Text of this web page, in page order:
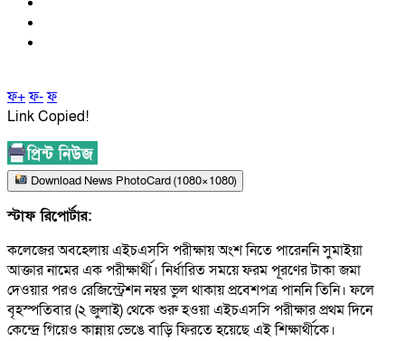
ফ+ফ-ফ
Link Copied!
Download News PhotoCard (1080×1080)
স্টাফ রিপোর্টার:
কলেজের অবহেলায় এইচএসসি পরীক্ষায় অংশ নিতে পারেননি সুমাইয়া
আক্তার নামের এক পরীক্ষার্থী। নির্ধারিত সময়ে ফরম পূরণের টাকা জমা
দেওয়ার পরও রেজিস্ট্রেশন নম্বর ভুল থাকায় প্রবেশপত্র পাননি তিনি। ফলে
বৃহস্পতিবার (২ জুলাই) থেকে শুরু হওয়া এইচএসসি পরীক্ষার প্রথম দিনে
কেন্দ্রে গিয়েও কান্নায় ভেঙে বাড়ি ফিরতে হয়েছে এই শিক্ষার্থীকে।